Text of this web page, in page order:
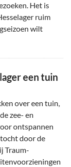
Het is
ruim
wilt
een tuin
over een tuin,
zee- en
ontspannen
door de
Traum-